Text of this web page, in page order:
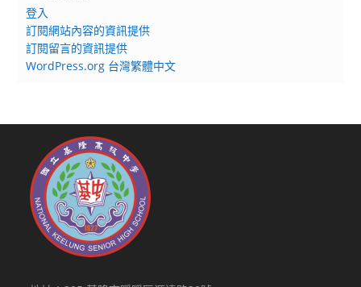
登入
訂閱網站內容的資訊提供
訂閱留言的資訊提供
WordPress.org 台灣繁體中文